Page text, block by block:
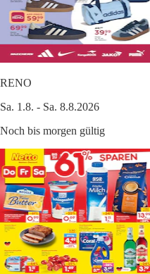
RENO
Sa. 1.8. - Sa. 8.8.2026
Noch bis morgen gültig